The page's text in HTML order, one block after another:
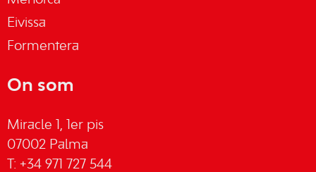
Eivissa
Formentera
On som
Miracle 1, 1er pis
07002 Palma
T: +34 971 727 544